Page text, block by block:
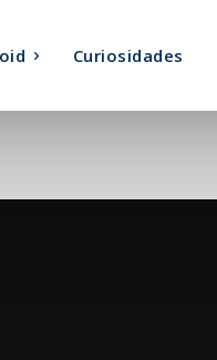
Curiosidades